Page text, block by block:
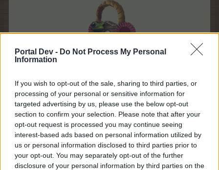
Portal Dev - Do Not Process My Personal
Information
If you wish to opt-out of the sale, sharing to third parties, or
processing of your personal or sensitive information for
targeted advertising by us, please use the below opt-out
section to confirm your selection. Please note that after your
opt-out request is processed you may continue seeing
interest-based ads based on personal information utilized by
us or personal information disclosed to third parties prior to
your opt-out. You may separately opt-out of the further
disclosure of your personal information by third parties on the
33 krybdyrsemblemer
32 luksusparfumer
20 kasser med vidunderlige dyr
4 sunde godbidder
Pris:4,99 EUR
(kan købes flere gange)
Mystisk planteskulptur II-kurv 2